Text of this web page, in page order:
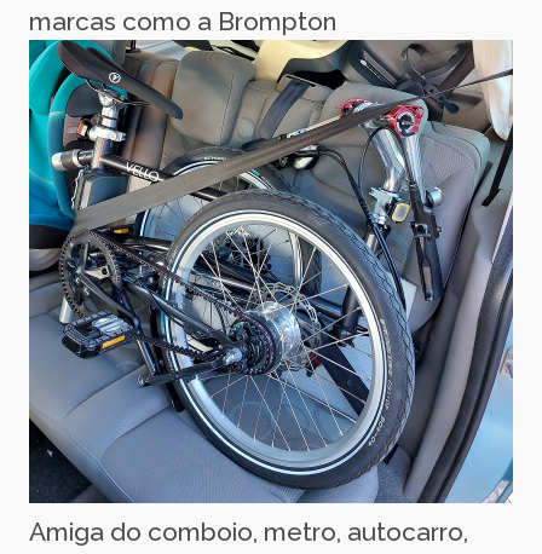
marcas como a Brompton
Amiga do comboio, metro, autocarro,